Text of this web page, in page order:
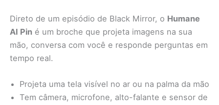
Direto de um episódio de Black Mirror, o Humane
AI Pin é um broche que projeta imagens na sua
mão, conversa com você e responde perguntas em
tempo real.
Projeta uma tela visível no ar ou na palma da mão
Tem câmera, microfone, alto-falante e sensor de